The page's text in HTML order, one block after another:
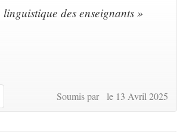
des enseignants »
Soumis par le 13 Avril 2025